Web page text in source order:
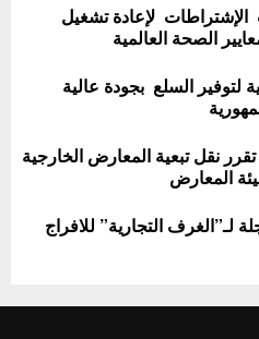
لإعادة تشغيل
الصحة العالمية
السلع بجودة عالية
نقل تبعية المعارض الخارجية
المعارض
لـ”الغرف التجارية” للافراج